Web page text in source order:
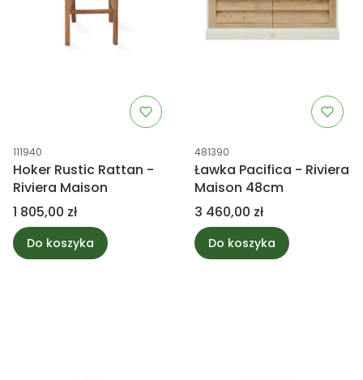
Kod produktu
111940
Hoker Rustic Rattan -
Riviera Maison
Cena
1 805,00 zł
Do koszyka
Kod produktu
481390
Ławka Pacifica - Riviera
Maison 48cm
Cena
3 460,00 zł
Do koszyka